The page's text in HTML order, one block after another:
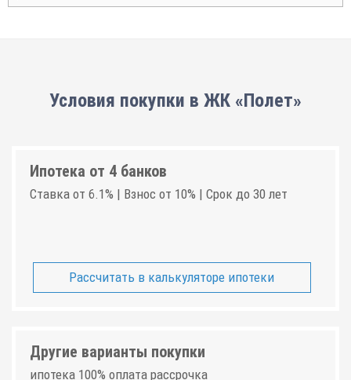
Условия покупки в ЖК «Полет»
Ипотека от 4 банков
Ставка от 6.1% | Взнос от 10% | Срок до 30 лет
Рассчитать в калькуляторе ипотеки
Другие варианты покупки
ипотека 100% оплата рассрочка